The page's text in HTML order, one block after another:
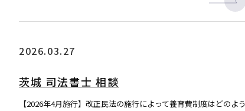
2026.03.27
茨城 司法書士 相談
【2026年4月施行】改正民法の施行によって養育費制度はどのよう